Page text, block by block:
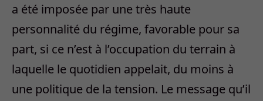
a été imposée par une très haute
personnalité du régime, favorable pour sa
part, si ce n’est à l’occupation du terrain à
laquelle le quotidien appelait, du moins à
une politique de la tension. Le message qu’il